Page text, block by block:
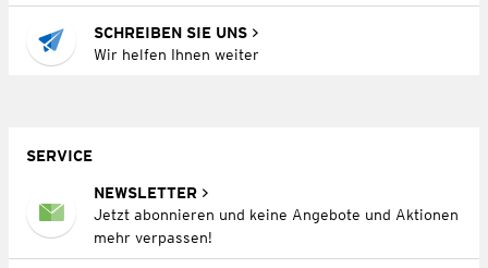
SCHREIBEN SIE UNS
Wir helfen Ihnen weiter
SERVICE
NEWSLETTER
Jetzt abonnieren und keine Angebote und Aktionen
mehr verpassen!